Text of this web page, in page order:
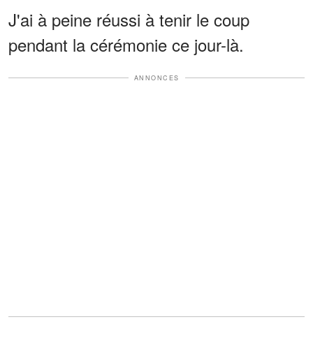
J'ai à peine réussi à tenir le coup
pendant la cérémonie ce jour-là.
ANNONCES